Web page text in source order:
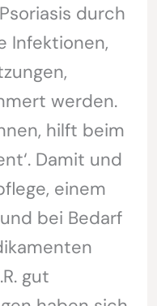
durch
Infektionen,
werden.
hilft beim
Damit und
einem
bei Bedarf
gut